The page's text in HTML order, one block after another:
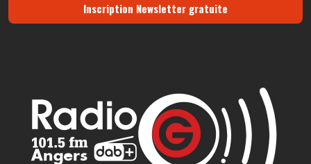
Inscription Newsletter gratuite